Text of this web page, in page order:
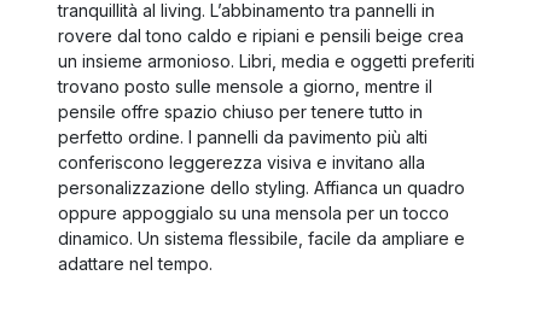
tranquillità al living. L’abbinamento tra pannelli in
rovere dal tono caldo e ripiani e pensili beige crea
un insieme armonioso. Libri, media e oggetti preferiti
trovano posto sulle mensole a giorno, mentre il
pensile offre spazio chiuso per tenere tutto in
perfetto ordine. I pannelli da pavimento più alti
conferiscono leggerezza visiva e invitano alla
personalizzazione dello styling. Affianca un quadro
oppure appoggialo su una mensola per un tocco
dinamico. Un sistema flessibile, facile da ampliare e
adattare nel tempo.